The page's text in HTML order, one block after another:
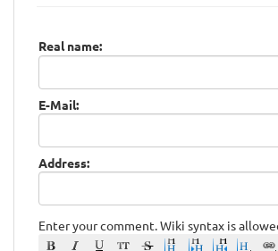
Real name:
E-Mail:
Address:
Enter your comment. Wiki syntax is